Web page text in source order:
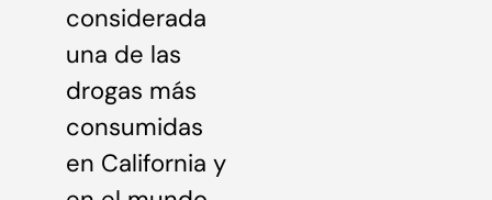
considerada
una de las
drogas más
consumidas
en California y